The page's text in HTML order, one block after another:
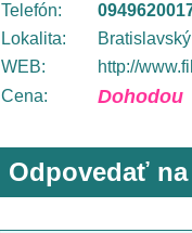
Telefón:
Lokalita:
WEB:
http://
Cena:
Dohodou
Odpovedať